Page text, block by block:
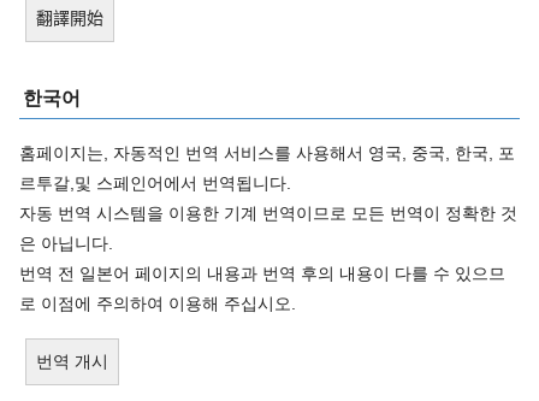
翻譯開始
한국어
홈페이지는, 자동적인 번역 서비스를 사용해서 영국, 중국, 한국, 포
르투갈,및 스페인어에서 번역됩니다.
자동 번역 시스템을 이용한 기계 번역이므로 모든 번역이 정확한 것
은 아닙니다.
번역 전 일본어 페이지의 내용과 번역 후의 내용이 다를 수 있으므
로 이점에 주의하여 이용해 주십시오.
번역 개시